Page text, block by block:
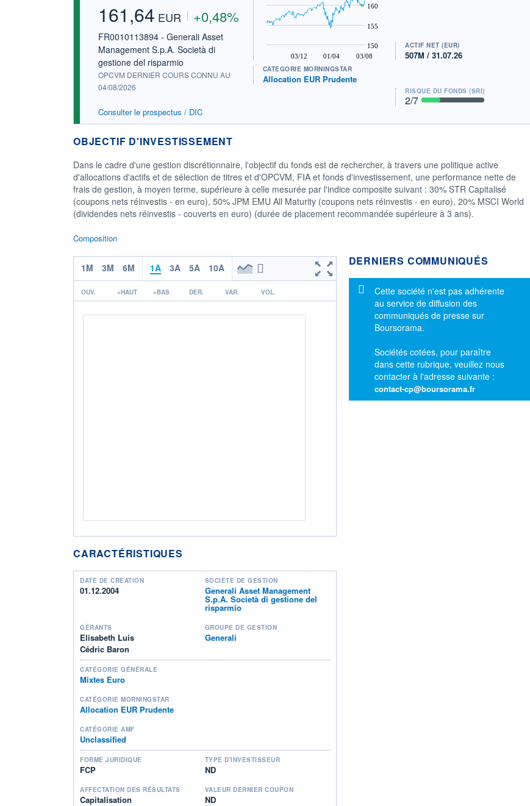
161,64 EUR +0,48%
FR0010113894 - Generali Asset
Management S.p.A. Società di
gestione del risparmio
OPCVM DERNIER COURS CONNU AU
04/08/2026
Consulter le prospectus / DIC
03/12 01/04 03/08
150
155
160
CATÉGORIE MORNINGSTAR
Allocation EUR Prudente
ACTIF NET (EUR)
507M / 31.07.26
RISQUE DU FONDS (SRI)
2/7
OBJECTIF D'INVESTISSEMENT
Dans le cadre d'une gestion discrétionnaire, l'objectif du fonds est de rechercher, à travers une politique active
d'allocations d'actifs et de sélection de titres et d'OPCVM, FIA et fonds d'investissement, une performance nette de
frais de gestion, à moyen terme, supérieure à celle mesurée par l'indice composite suivant : 30% STR Capitalisé
(coupons nets réinvestis - en euro), 50% JPM EMU All Maturity (coupons nets réinvestis - en euro), 20% MSCI World
(dividendes nets réinvestis - couverts en euro) (durée de placement recommandée supérieure à 3 ans).
Composition
1M 3M 6M 1A 3A 5A 10A
OUV. +HAUT +BAS DER. VAR. VOL.
CARACTÉRISTIQUES
DATE DE CRÉATION
01.12.2004
SOCIÉTÉ DE GESTION
Generali Asset Management
S.p.A. Società di gestione del
risparmio
GÉRANTS
Elisabeth Luis
Cédric Baron
GROUPE DE GESTION
Generali
CATÉGORIE GÉNÉRALE
Mixtes Euro
CATÉGORIE MORNINGSTAR
Allocation EUR Prudente
CATÉGORIE AMF
Unclassified
FORME JURIDIQUE
FCP
TYPE D'INVESTISSEUR
ND
AFFECTATION DES RÉSULTATS
Capitalisation
VALEUR DERNIER COUPON
ND
DERNIERS COMMUNIQUÉS
Message d'information
Cette société n'est pas adhérente
au service de diffusion des
communiqués de presse sur
Boursorama.
Sociétés cotées, pour paraître
dans cette rubrique, veuillez nous
contacter à l'adresse suivante :
contact-cp@boursorama.fr